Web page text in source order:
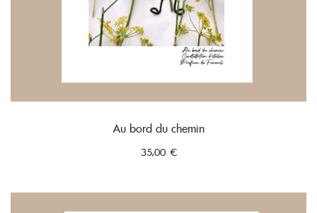
Au bord du chemin
35,00 €